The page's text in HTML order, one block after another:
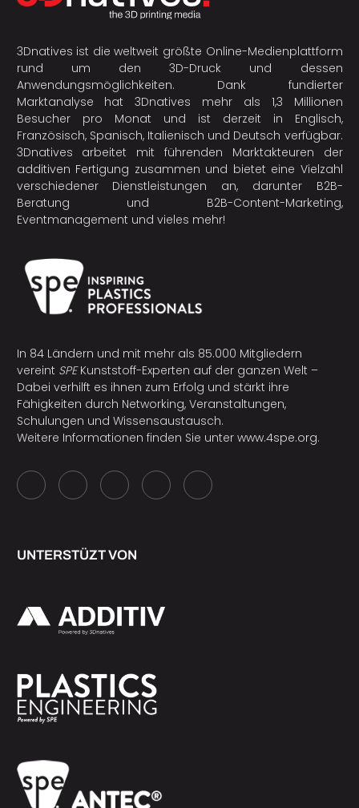
3Dnatives ist die weltweit größte Online-Medienplattform
rund um den 3D-Druck und dessen
Anwendungsmöglichkeiten. Dank fundierter
Marktanalyse hat 3Dnatives mehr als 1,3 Millionen
Besucher pro Monat und ist derzeit in Englisch,
Französisch, Spanisch, Italienisch und Deutsch verfügbar.
3Dnatives arbeitet mit führenden Marktakteuren der
additiven Fertigung zusammen und bietet eine Vielzahl
verschiedener Dienstleistungen an, darunter B2B-
Beratung und B2B-Content-Marketing,
Eventmanagement und vieles mehr!
In 84 Ländern und mit mehr als 85.000 Mitgliedern
vereint SPEKunststoff-Experten auf der ganzen Welt –
Dabei verhilft es ihnen zum Erfolg und stärkt ihre
Fähigkeiten durch Networking, Veranstaltungen,
Schulungen und Wissensaustausch.
Weitere Informationen finden Sie unter www.4spe.org.
UNTERSTÜZT VON